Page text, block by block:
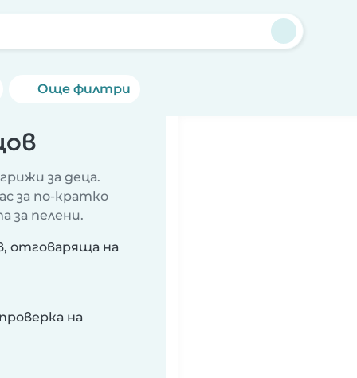
Още филтри
за деца.
за по-кратко
за пелени.
отговаряща на
на